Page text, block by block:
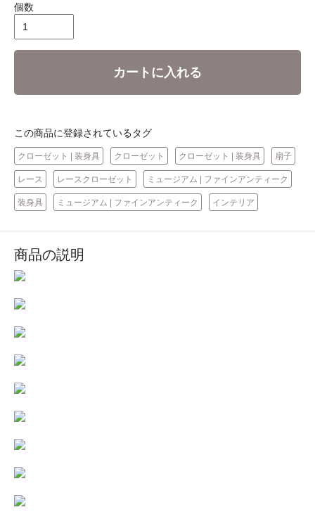
個数
カートに入れる
この商品に登録されているタグ
クローゼット | 装身具 クローゼット クローゼット | 装身具 扇子
レース レースクローゼット ミュージアム | ファインアンティーク
装身具 ミュージアム | ファインアンティーク インテリア
商品の説明